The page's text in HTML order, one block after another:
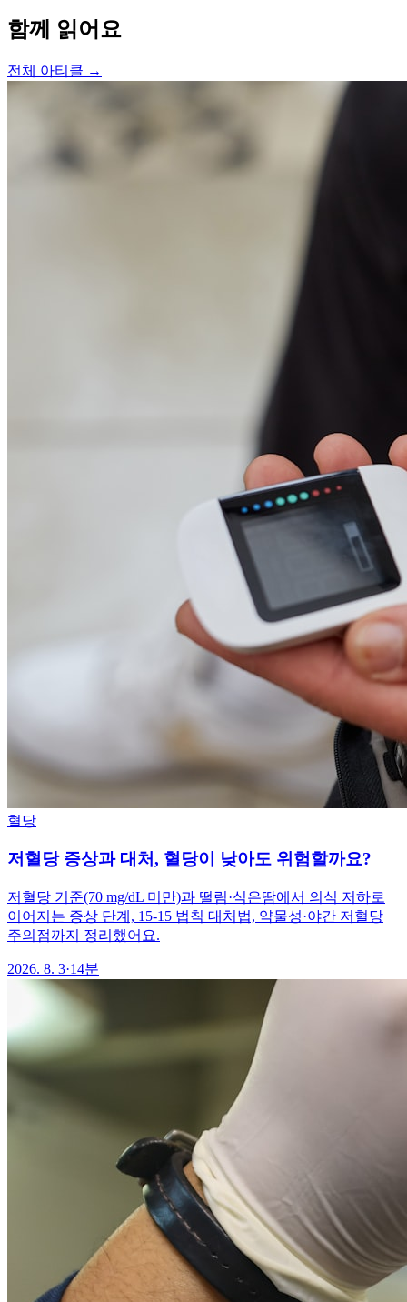
함께 읽어요
전체 아티클 →
혈당
저혈당 증상과 대처, 혈당이 낮아도 위험할까요?
저혈당 기준(70 mg/dL 미만)과 떨림·식은땀에서 의식 저하로
이어지는 증상 단계, 15-15 법칙 대처법, 약물성·야간 저혈당
주의점까지 정리했어요.
2026. 8. 3·14분